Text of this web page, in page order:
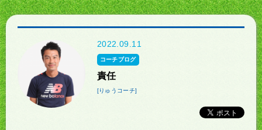
2022.09.11
コーチブログ
責任
[りゅうコーチ]